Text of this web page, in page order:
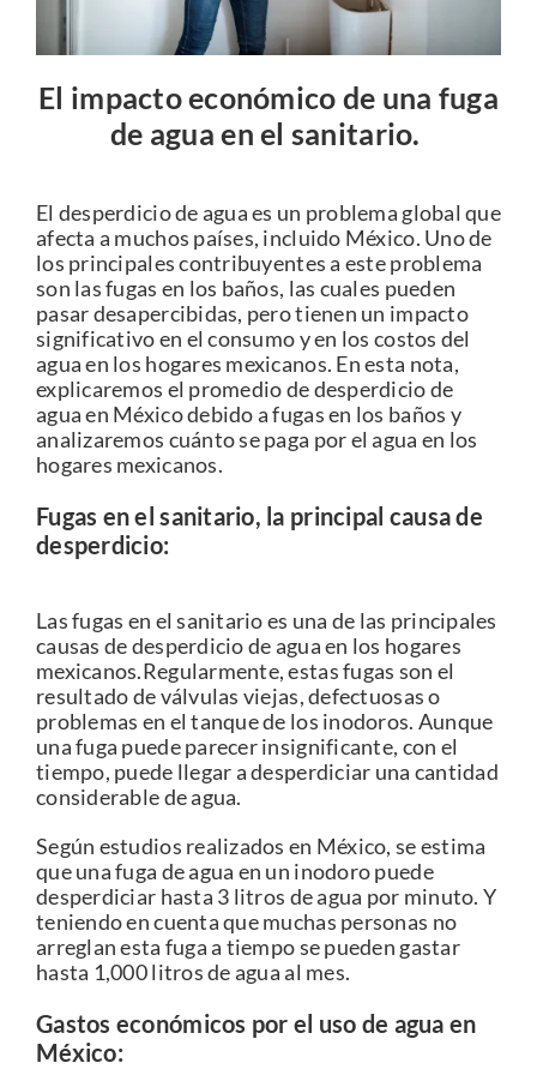
Contacto
Blog
El impacto económico de una fuga
de agua en el sanitario.
El desperdicio de agua es un problema global que
afecta a muchos países, incluido México. Uno de
los principales contribuyentes a este problema
son las fugas en los baños, las cuales pueden
pasar desapercibidas, pero tienen un impacto
significativo en el consumo y en los costos del
agua en los hogares mexicanos. ​​En esta nota,
explicaremos el promedio de desperdicio de
agua en México debido a fugas en los baños y
analizaremos cuánto se paga por el agua en los
hogares mexicanos.
Fugas en el sanitario, la principal causa de
desperdicio​​:
Las fugas en el sanitario es una de las principales
causas de desperdicio de agua en los hogares
mexicanos.Regularmente, estas fugas son el
resultado de válvulas viejas, defectuosas o
problemas en el tanque de los inodoros. Aunque
una fuga puede parecer insignificante, con el
tiempo, puede llegar a desperdiciar una cantidad
considerable de agua.
Según estudios realizados en México, se estima
que una fuga de agua en un inodoro puede
desperdiciar hasta 3 litros de agua por ​​minuto. Y
teniendo en cuenta que muchas personas no
arreglan esta fuga a tiempo se pueden gastar
hasta 1,000 litros de agua al mes.
Gastos económicos por el uso de agua en
México: